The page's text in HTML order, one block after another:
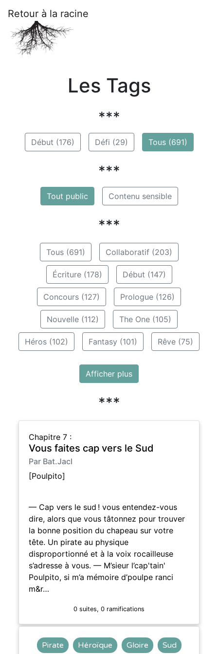
Retour à la racine
Les Tags
***
Début (176) Défi (29) Tous (691)
***
Tout public Contenu sensible
***
Tous (691) Collaboratif (203)
Écriture (178) Début (147)
Concours (127) Prologue (126)
Nouvelle (112) The One (105)
Héros (102) Fantasy (101) Rêve (75)
Afficher plus
***
Chapitre 7 :
Vous faites cap vers le Sud
Par Bat.Jacl
[Poulpito]
— Cap vers le sud ! vous entendez-vous
dire, alors que vous tâtonnez pour trouver
la bonne position du chapeau sur votre
tête. Un pirate au physique
disproportionné et à la voix rocailleuse
s’adresse à vous. — M’sieur l’cap'tain'
Poulpito, si m’a mémoire d’poulpe ranci
m&r…
0 suites, 0 ramifications
Pirate Héroïque Gloire Sud